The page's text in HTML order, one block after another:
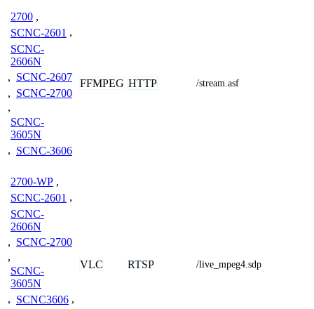
2700 ,
SCNC-2601 ,
SCNC-
2606N
, SCNC-2607
, SCNC-2700
,
SCNC-
3605N
, SCNC-3606
FFMPEG HTTP /stream.asf
2700-WP ,
SCNC-2601 ,
SCNC-
2606N
, SCNC-2700
,
SCNC-
3605N
, SCNC3606 ,
VLC RTSP /live_mpeg4.sdp